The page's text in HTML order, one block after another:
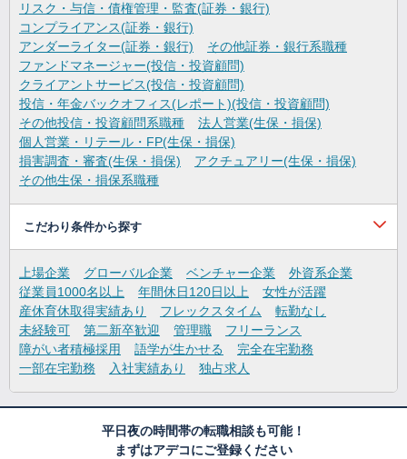
リスク・与信・債権管理・監査(証券・銀行)
コンプライアンス(証券・銀行)
アンダーライター(証券・銀行)
その他証券・銀行系職種
ファンドマネージャー(投信・投資顧問)
クライアントサービス(投信・投資顧問)
投信・年金バックオフィス(レポート)(投信・投資顧問)
その他投信・投資顧問系職種
法人営業(生保・損保)
個人営業・リテール・FP(生保・損保)
損害調査・審査(生保・損保)
アクチュアリー(生保・損保)
その他生保・損保系職種
こだわり条件から探す
上場企業 グローバル企業 ベンチャー企業
外資系企業
従業員1000名以上
年間休日120日以上
女性が活躍
産休育休取得実績あり
フレックスタイム
転勤なし
未経験可
第二新卒歓迎 管理職
フリーランス
障がい者積極採用
語学が生かせる
完全在宅勤務
一部在宅勤務
入社実績あり 独占求人
平日夜の時間帯の転職相談も可能！
まずはアデコにご登録ください